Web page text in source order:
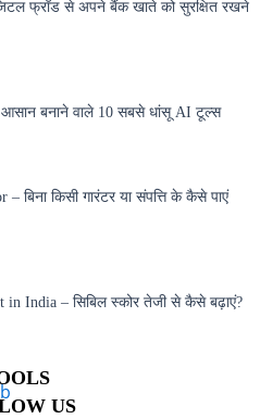
फ्रॉड से अपने बैंक खाते को सुरक्षित रखने
बनाने वाले 10 सबसे धांसू AI टूल्स
बिना किसी गारंटर या संपत्ति के कैसे पाएं
India – सिबिल स्कोर तेजी से कैसे बढ़ाएं?
US